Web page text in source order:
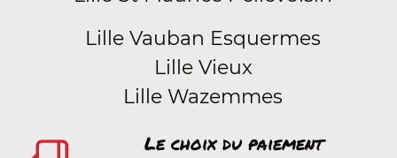
Lille Vauban Esquermes
Lille Vieux
Lille Wazemmes
Le choix du paiement